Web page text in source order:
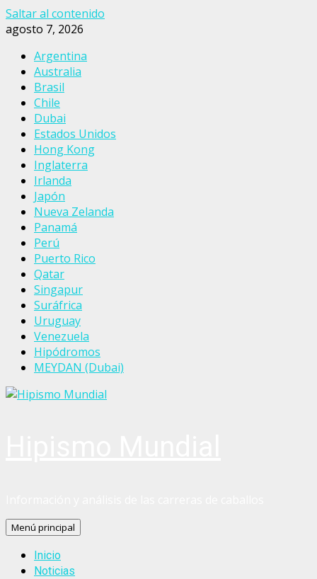
Saltar al contenido
agosto 7, 2026
Argentina
Australia
Brasil
Chile
Dubai
Estados Unidos
Hong Kong
Inglaterra
Irlanda
Japón
Nueva Zelanda
Panamá
Perú
Puerto Rico
Qatar
Singapur
Suráfrica
Uruguay
Venezuela
Hipódromos
MEYDAN (Dubai)
Menú principal
Inicio
Noticias